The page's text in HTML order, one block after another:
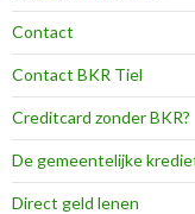
Contact
Contact BKR Tiel
Creditcard zonder BKR?
De gemeentelijke
Direct geld lenen